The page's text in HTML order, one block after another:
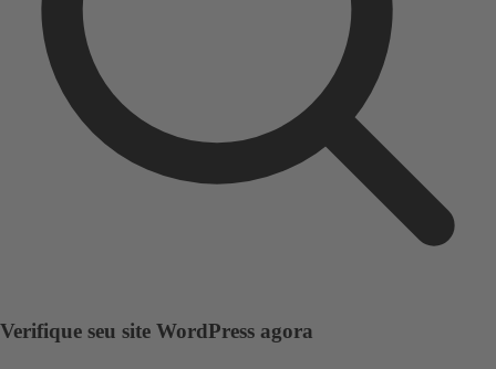
Verifique seu site WordPress agora